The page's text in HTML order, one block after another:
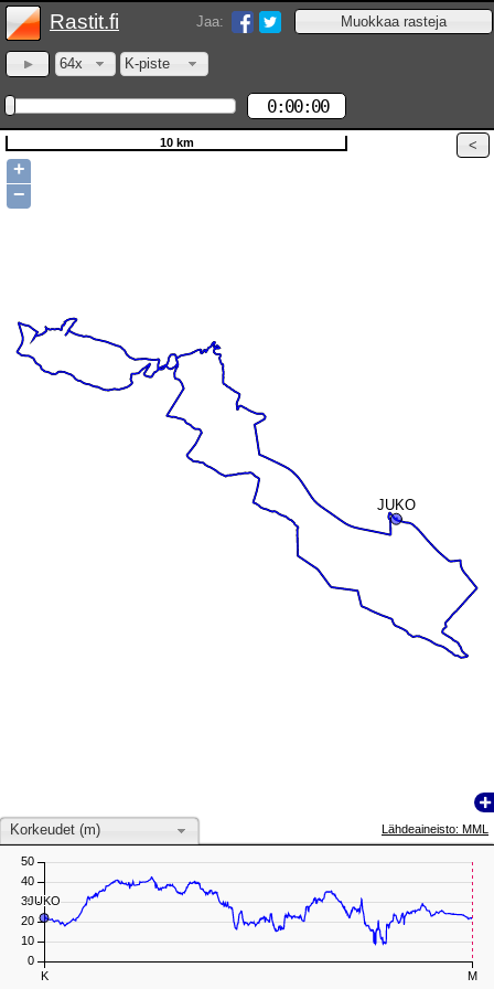
JUKO
JUKO
Rastit.fi Jaa:
64x K-piste
0:00:00
10 km
+
−
Lähdeaineisto: MML
Korkeudet (m)
K M
0
10
20
30
40
50
JUKO
JUKO